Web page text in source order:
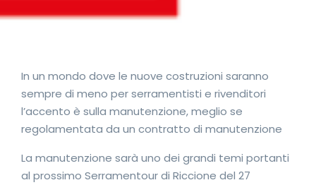
In un mondo dove le nuove costruzioni saranno
sempre di meno per serramentisti e rivenditori
l’accento è sulla manutenzione, meglio se
regolamentata da un contratto di manutenzione
La manutenzione sarà uno dei grandi temi portanti
al prossimo Serramentour di Riccione del 27